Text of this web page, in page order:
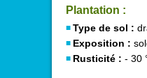
Plantation :
Type de sol :
Exposition :
Rusticité : - 30